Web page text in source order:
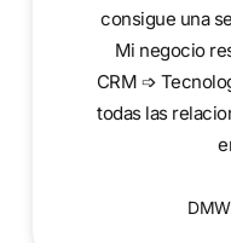
consigue una
Mi negocio
CRM ➩
todas las
DMW